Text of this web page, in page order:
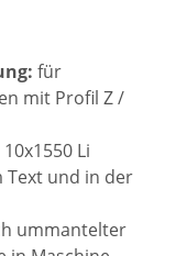
für
mit Profil Z /
10x1550 Li
Text und in der
ummantelter